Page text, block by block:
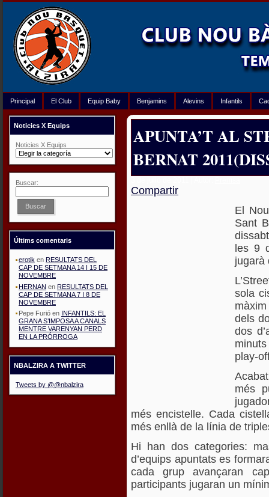
Principal El Club Equip Baby Benjamins Alevins Infantils
Noticies X Equips
Noticies X Equips
Buscar:
Buscar
Últims comentaris
erotik en RESULTATS DEL
CAP DE SETMANA 14 I 15 DE
NOVEMBRE
HERNAN en RESULTATS DEL
CAP DE SETMANA 7 I 8 DE
NOVEMBRE
Pepe Furió en INFANTILS: EL
GRANA S’IMPOSA A CANALS
MENTRE VARENYAN PERD
EN LA PRÓRROGA
NBALZIRA A TWITTER
Tweets by @@nbalzira
APUNTA’T AL
BERNAT
Compartir
El
Sant
les 9
jugarà
sola
dels
dos
play-
més
més encistelle. Cada
més enllà de la línia de
Hi han dos categories:
d’equips apuntats es
cada grup avançaran
participants jugaran un